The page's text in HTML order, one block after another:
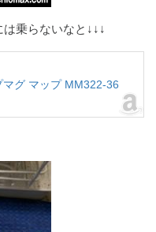
乗らないなと↓↓↓
マグ マップ MM322-36